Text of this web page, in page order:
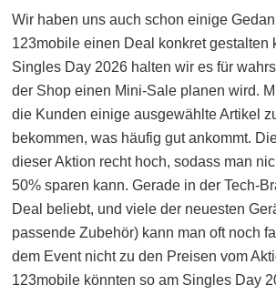
Wir haben uns auch schon einige
123mobile einen Deal konkret gestalten
Singles Day 2026 halten wir es für
der Shop einen Mini-Sale planen wird.
die Kunden einige ausgewählte Artikel
bekommen, was häufig gut ankommt.
dieser Aktion recht hoch, sodass man
50% sparen kann. Gerade in der Tech-
Deal beliebt, und viele der neuesten
passende Zubehör) kann man oft noch
dem Event nicht zu den Preisen vom
123mobile könnten so am Singles Day